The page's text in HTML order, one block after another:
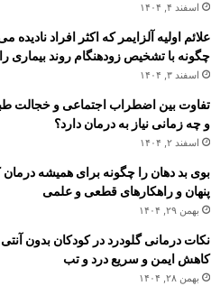
اسفند ۴, ۱۴۰۴
علائم اولیه آلزایمر که اکثر افراد نادیده
چگونه با تشخیص زودهنگام روند بیماری را
اسفند ۳, ۱۴۰۴
تفاوت بین اضطراب اجتماعی و خجالت
و چه زمانی نیاز به درمان دارد؟
اسفند ۲, ۱۴۰۴
پنهان و راهکارهای قطعی و علمی
بهمن ۲۹, ۱۴۰۴
نکات درمانی گلودرد در کودکان بدون آنتی
کاهش ایمن و سریع درد و تب
بهمن ۲۸, ۱۴۰۴